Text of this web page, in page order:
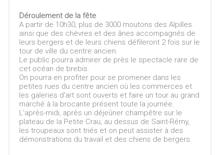
Déroulement de la fête
A partir de 10h30, plus de 3000 moutons des Alpilles
ainsi que des chèvres et des ânes accompagnés de
leurs bergers et de leurs chiens défileront 2 fois sur le
tour de ville du centre ancien.
Le public pourra admirer de près le spectacle rare de
cet océan de brebis.
On pourra en profiter pour se promener dans les
petites rues du centre ancien où les commerces et
les galeries d'art sont ouverts et faire un tour au grand
marché à la brocante présent toute la journée.
L'après-midi, après un déjeûner champêtre sur le
plateau de la Petite Crau, au dessus de Saint-Rémy,
les troupeaux sont triés et on peut assister à des
démonstrations du travail et des chiens de bergers.